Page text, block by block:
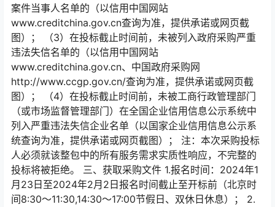
案件当事人名单的（以信用中国网站
www.creditchina.gov.cn查询为准，提供承诺或网页截
图）； （3）在投标截止时间前，未被列入政府采购严重
违法失信名单的（以信用中国网站
www.creditchina.gov.cn、中国政府采购网
http://www.ccgp.gov.cn/查询为准，提供承诺或网页截
图）； （4）在投标截止时间前，未被工商行政管理部门
（或市场监督管理部门）在全国企业信用信息公示系统中
列入严重违法失信企业名单（以国家企业信用信息公示系
统查询为准，提供承诺或网页截图）； 注：本次采购投标
人必须就该整包中的所有服务需求实质性响应，不完整的
投标将被拒绝。 三、获取采购文件 1.报名时间：2024年1
月23日至2024年2月2日报名时间截止至开标前（北京时
间8:30～11:30,14:30～17:00节假日、双休日休息）； 2.